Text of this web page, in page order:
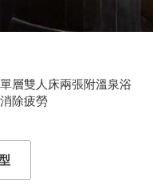
層雙人床兩張附溫泉浴
除疲勞